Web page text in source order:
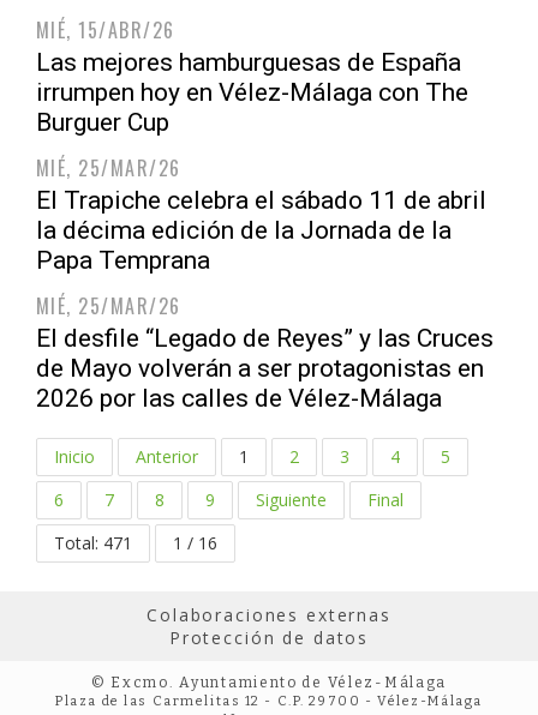
MIÉ, 15/ABR/26
Las mejores hamburguesas de España
irrumpen hoy en Vélez-Málaga con The
Burguer Cup
MIÉ, 25/MAR/26
El Trapiche celebra el sábado 11 de abril
la décima edición de la Jornada de la
Papa Temprana
MIÉ, 25/MAR/26
El desfile “Legado de Reyes” y las Cruces
de Mayo volverán a ser protagonistas en
2026 por las calles de Vélez-Málaga
Inicio Anterior 1 2 3 4
5
6
7 8 9 Siguiente
Final
Total: 471
1 / 16
Colaboraciones externas
Protección de datos
© Excmo. Ayuntamiento de Vélez-Málaga
Plaza de las Carmelitas 12 - C.P. 29700 - Vélez-Málaga